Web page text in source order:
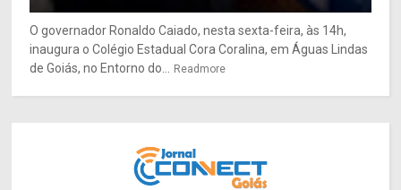
O governador Ronaldo Caiado, nesta sexta-feira, às 14h,
inaugura o Colégio Estadual Cora Coralina, em Águas Lindas
de Goiás, no Entorno do... Readmore